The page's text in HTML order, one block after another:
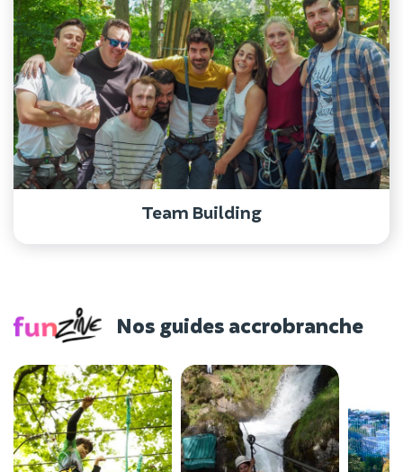
Team Building
Nos guides accrobranche